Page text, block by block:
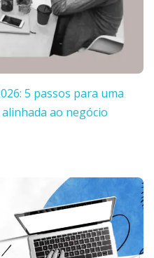
5 passos para uma
ao negócio